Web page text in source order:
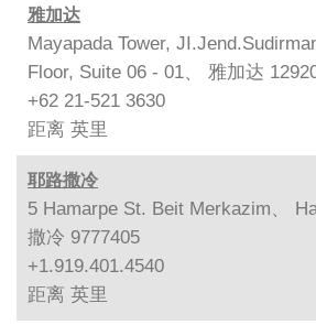
雅加达
Mayapada Tower,
Floor, Suite 06 - 01、 雅加达
+62 21-521 3630
距离 英里
耶路撒冷
5 Hamarpe St. Beit Merkazim、
撒冷 9777405
+1.919.401.4540
距离 英里